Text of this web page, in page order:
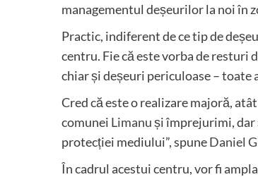
managementul deșeurilor la noi în
Practic, indiferent de ce tip de
centru. Fie că este vorba de
chiar și deșeuri periculoase – toate
Cred că este o realizare majoră,
comunei Limanuși împrejurimi, dar
protecției mediului”, spuneDaniel
În cadrul acestui centru, vor fi